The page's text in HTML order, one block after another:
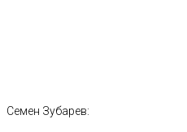
Семен Зубарев: